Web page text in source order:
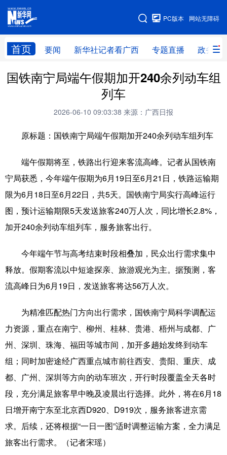
网站无障碍
PC版本
首页 要闻 新华社记者看广西 专题直播 政务信
网站地图
广西频道
新华社记者
新华网导航
学习进行时 高层 时政 人事
国际 财经 网评 港澳
台湾 思客智库 全球连线
健康 军事 访谈 视频
图片 中央文件 金融
食品 人居 信息化 乡村振兴
溯源中国 城市 旅游 能源
会展 彩票 娱乐 时尚
悦读 公益 书画 一带一路
亚太网 上市公司 文化产业
地方频道
国铁南宁局端午假期加开240余列动车组
列车
2026-06-10 09:03:38 来源：广西日报
原标题：国铁南宁局端午假期加开240余列动车组列车
端午假期将至，铁路出行迎来客流高峰。记者从国铁南
宁局获悉，今年端午假期为6月19日至6月21日，铁路运输期
限为6月18日至6月22日，共5天。国铁南宁局实行高峰运行
图，预计运输期限5天发送旅客240万人次，同比增长2.8%，
加开240余列动车组列车，服务旅客出行。
今年端午节与高考结束时段相叠加，民众出行需求集中
释放。假期客流以中短途探亲、旅游观光为主。据预测，客
流高峰日为6月19日，发送旅客将达56万人次。
为精准匹配热门方向出行需求，国铁南宁局科学调配运
力资源，重点在南宁、柳州、桂林、贵港、梧州与成都、广
州、深圳、珠海、福田等城市间，加开多趟始发终到动车
组；同时加密途经广西重点城市前往西安、贵阳、重庆、成
都、广州、深圳等方向的动车班次，开行时段覆盖全天各时
段，充分满足旅客早中晚及凌晨出行选择。此外，将在6月18
日增开南宁东至北京西D920、D919次，服务旅客进京需
求。后续，还将根据“一日一图”适时调整运输方案，全力满足
旅客出行需求。（记者宋瑶）